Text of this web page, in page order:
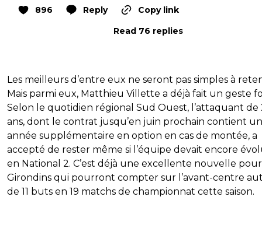
896 Reply
Copy link
Read 76 replies
Les meilleurs d’entre eux ne seront pas simples à
Mais parmi eux, Matthieu Villette a déjà fait un geste
Selon le quotidien régional Sud Ouest, l’attaquant de
ans, dont le contrat jusqu’en juin prochain contient
année supplémentaire en option en cas de montée, a
accepté de rester même si l’équipe devait encore
en National 2. C’est déjà une excellente nouvelle
Girondins qui pourront compter sur l’avant-centre
de 11 buts en 19 matchs de championnat cette saison.